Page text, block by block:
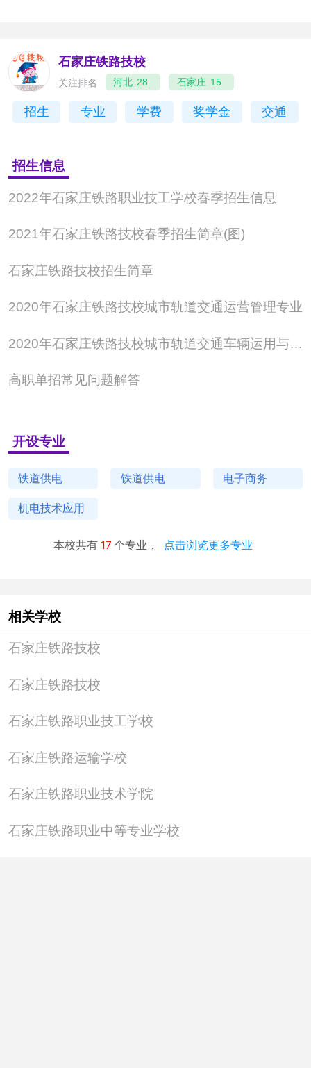
石家庄铁路技校
关注排名 河北 28 石家庄 15
招生 专业 学费 奖学金 交通
招生信息
2022年石家庄铁路职业技工学校春季招生信息
2021年石家庄铁路技校春季招生简章(图)
石家庄铁路技校招生简章
2020年石家庄铁路技校城市轨道交通运营管理专业
2020年石家庄铁路技校城市轨道交通车辆运用与检修专业
高职单招常见问题解答
开设专业
铁道供电 铁道供电 电子商务
机电技术应用
本校共有 17 个专业， 点击浏览更多专业
相关学校
石家庄铁路技校
石家庄铁路技校
石家庄铁路职业技工学校
石家庄铁路运输学校
石家庄铁路职业技术学院
石家庄铁路职业中等专业学校